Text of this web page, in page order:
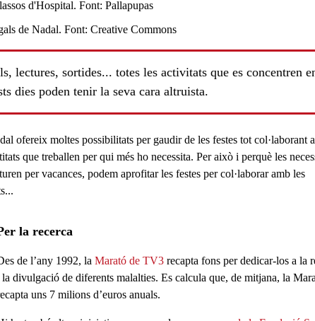
lectures, sortides... totes les activitats que es concentren
dies poden tenir la seva cara altruista.
ofereix moltes possibilitats per gaudir de les festes tot col·laborant
que treballen per qui més ho necessita. Per això i perquè les
per vacances, podem aprofitar les festes per col·laborar amb les
la recerca
de l’any 1992, la Marató de TV3recapta fons per dedicar-los a la
divulgació de diferents malalties. Es calcula que, de mitjana, la
uns 7 milions d’euros anuals.